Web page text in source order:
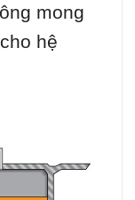
mong
hệ